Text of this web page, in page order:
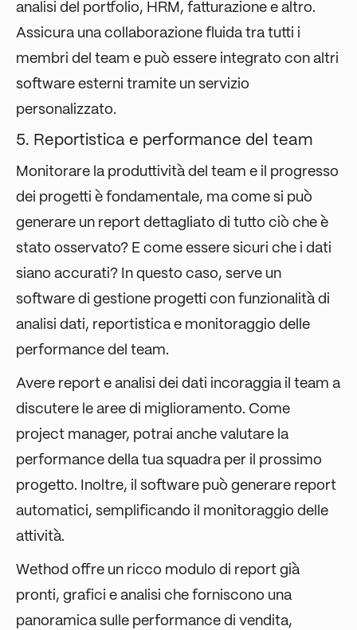
analisi del portfolio, HRM, fatturazione e altro.
Assicura una collaborazione fluida tra tutti i
membri del team e può essere integrato con altri
software esterni tramite un servizio
personalizzato.
5. Reportistica e performance del team
Monitorare la produttività del team e il progresso
dei progetti è fondamentale, ma come si può
generare un report dettagliato di tutto ciò che è
stato osservato? E come essere sicuri che i dati
siano accurati? In questo caso, serve un
software di gestione progetti con funzionalità di
analisi dati, reportistica e monitoraggio delle
performance del team.
Avere report e analisi dei dati incoraggia il team a
discutere le aree di miglioramento. Come
project manager, potrai anche valutare la
performance della tua squadra per il prossimo
progetto. Inoltre, il software può generare report
automatici, semplificando il monitoraggio delle
attività.
Wethod offre un ricco modulo di report già
pronti, grafici e analisi che forniscono una
panoramica sulle performance di vendita,